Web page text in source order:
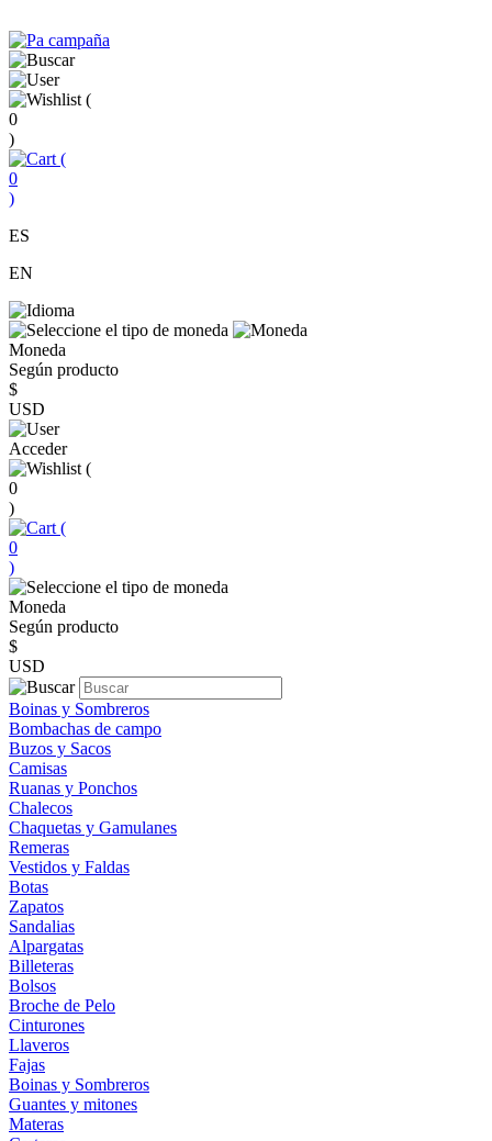
(
0
)
(
0
)
ES
EN
Moneda
Según producto
$
USD
Acceder
(
0
)
(
0
)
Moneda
Según producto
$
USD
Boinas y Sombreros
Bombachas de campo
Buzos y Sacos
Camisas
Ruanas y Ponchos
Chalecos
Chaquetas y Gamulanes
Remeras
Vestidos y Faldas
Botas
Zapatos
Sandalias
Alpargatas
Billeteras
Bolsos
Broche de Pelo
Cinturones
Llaveros
Fajas
Boinas y Sombreros
Guantes y mitones
Materas